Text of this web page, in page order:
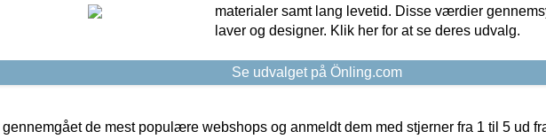
materialer samt lang levetid. Disse værdier
laver og designer. Klik her for at se deres udvalg.
Se udvalget på Önling.com
de mest populære webshops og anmeldt dem med stjerner fra 1 til 5 ud